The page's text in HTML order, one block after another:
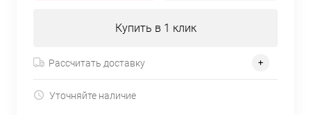
Купить в 1 клик
Рассчитать доставку
Уточняйте наличие